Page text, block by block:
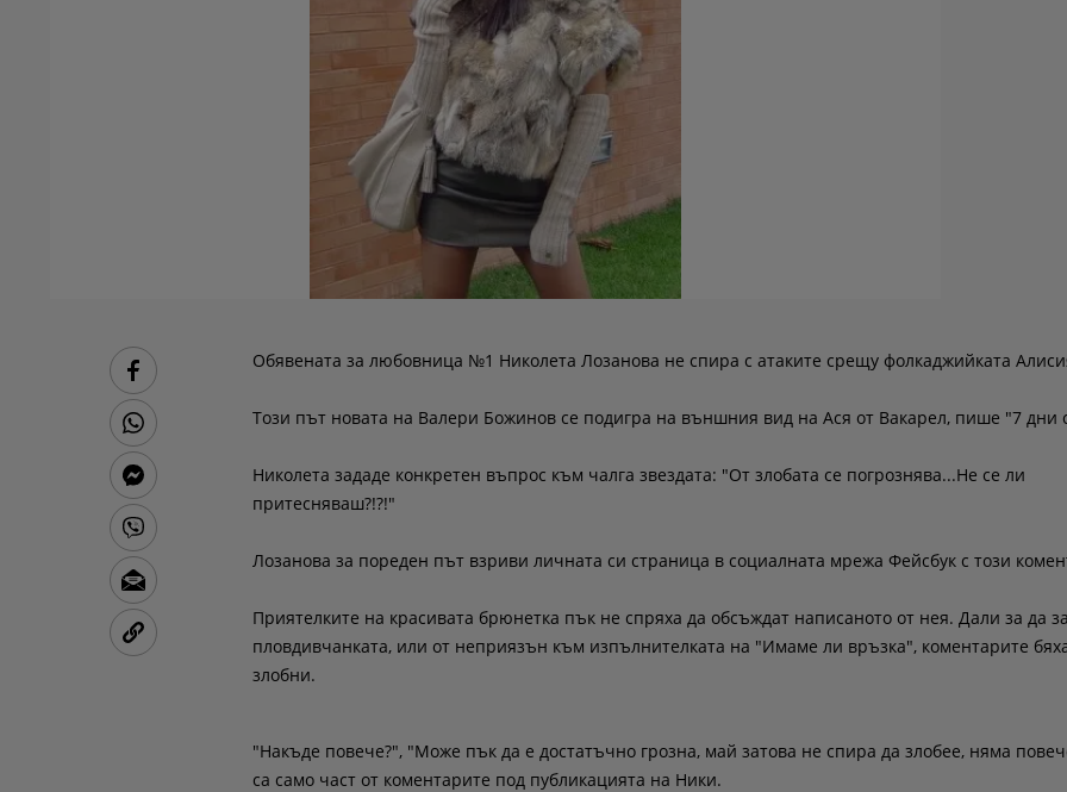
Обявената за любовница №1 Николета Лозанова не спира с атаките срещу фолкаджийката
Този път новата на Валери Божинов се подигра на външния вид на Ася от Вакарел, пише "7 дни
Николета зададе конкретен въпрос към чалга звездата: "От злобата се погрознява...Не се ли
притесняваш?!?!"
Лозанова за пореден път взриви личната си страница в социалната мрежа Фейсбук с този
Приятелките на красивата брюнетка пък не спряха да обсъждат написаното от нея. Дали за да
пловдивчанката, или от неприязън към изпълнителката на "Имаме ли връзка", коментарите
злобни.
"Накъде повече?", "Може пък да е достатъчно грозна, май затова не спира да злобее, няма
са само част от коментарите под публикацията на Ники.